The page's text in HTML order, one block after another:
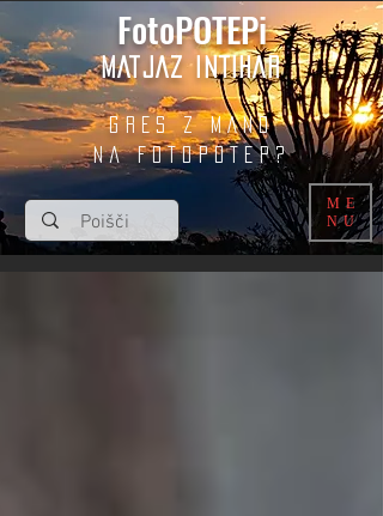
FotoPOTEPi
MATJAZ INTIHAR
GRES Z MANO
na fotopotep?
ME
NU